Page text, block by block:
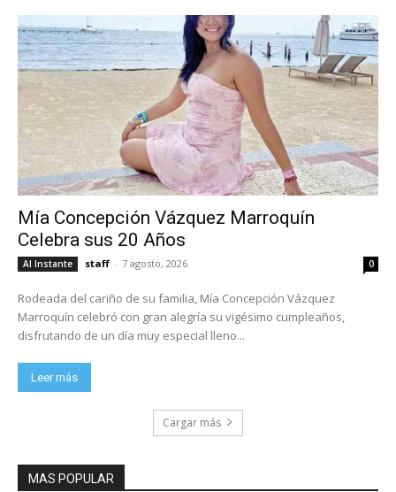
Mía Concepción Vázquez Marroquín
Celebra sus 20 Años
Al Instante staff - 7 agosto, 2026 0
Rodeada del cariño de su familia, Mía Concepción Vázquez
Marroquín celebró con gran alegría su vigésimo cumpleaños,
disfrutando de un día muy especial lleno...
Leer más
Cargar más
MAS POPULAR